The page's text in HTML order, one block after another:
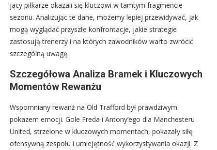
jacy piłkarze okazali się kluczowi w tamtym fragmencie
sezonu. Analizując te dane, możemy lepiej przewidywać, jak
mogą wyglądać przyszłe konfrontacje, jakie strategie
zastosują trenerzy i na których zawodników warto zwrócić
szczególną uwagę.
Szczegółowa Analiza Bramek i Kluczowych
Momentów Rewanżu
Wspomniany rewanż na Old Trafford był prawdziwym
pokazem emocji. Gole Freda i Antony’ego dla Manchesteru
United, strzelone w kluczowych momentach, pokazały siłę
ofensywną zespołu i umiejętność wykorzystywania okazji. Z